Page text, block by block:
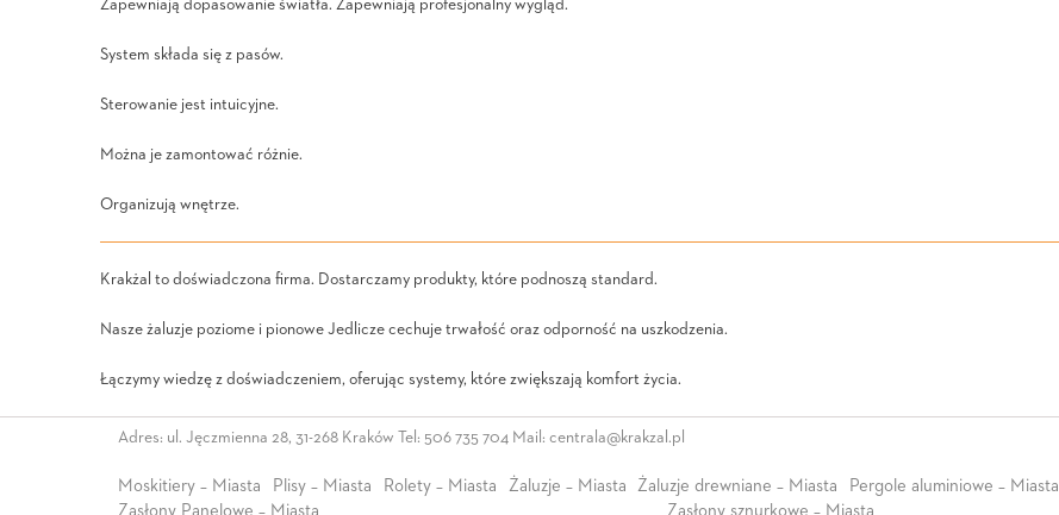
Zapewniają dopasowanie światła. Zapewniają profesjonalny wygląd.
System składa się z pasów.
Sterowanie jest intuicyjne.
Można je zamontować różnie.
Organizują wnętrze.
Krakżal to doświadczona firma. Dostarczamy produkty, które podnoszą standard.
Nasze żaluzje poziome i pionowe Jedlicze cechuje trwałość oraz odporność na uszkodzenia.
Łączymy wiedzę z doświadczeniem, oferując systemy, które zwiększają komfort życia.
Adres: ul. Jęczmienna 28, 31-268 Kraków Tel: 506 735 704Mail: centrala@krakzal.pl
Moskitiery – Miasta Plisy – Miasta Rolety – Miasta Żaluzje – Miasta Żaluzje drewniane – Miasta Pergole aluminiowe – Miasta
Zasłony Panelowe – Miasta
Zasłony sznurkowe – Miasta